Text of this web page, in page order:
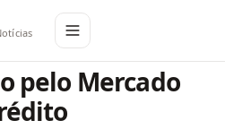
pelo Mercado